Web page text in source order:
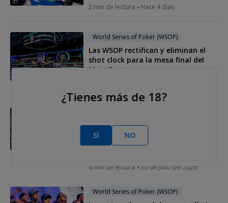
2 min de lectura Hace 4 días
World Series of Poker (WSOP)
Las WSOP rectifican y eliminan el
shot clock para la mesa final del
Main Event
La IA ya tiene campeón: un
superordenador predice quién
ganará el Main Event de las WSOP
4 min de lectura 30 de Julio del 2026
World Series of Poker (WSOP)
¿Tienes más de 18?
SÍ NO